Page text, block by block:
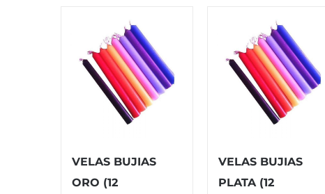
VELAS BUJIAS
ORO (12
VELAS BUJIAS
PLATA (12